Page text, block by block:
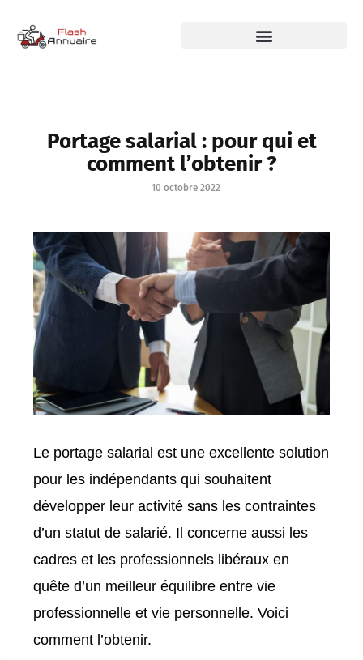
Portage salarial : pour qui et
comment l’obtenir ?
10 octobre 2022
Le portage salarial est une excellente solution
pour les indépendants qui souhaitent
développer leur activité sans les contraintes
d’un statut de salarié. Il concerne aussi les
cadres et les professionnels libéraux en
quête d’un meilleur équilibre entre vie
professionnelle et vie personnelle. Voici
comment l’obtenir.